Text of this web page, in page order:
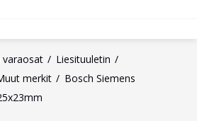
varaosat
Liesituuletin
merkit
Bosch Siemens